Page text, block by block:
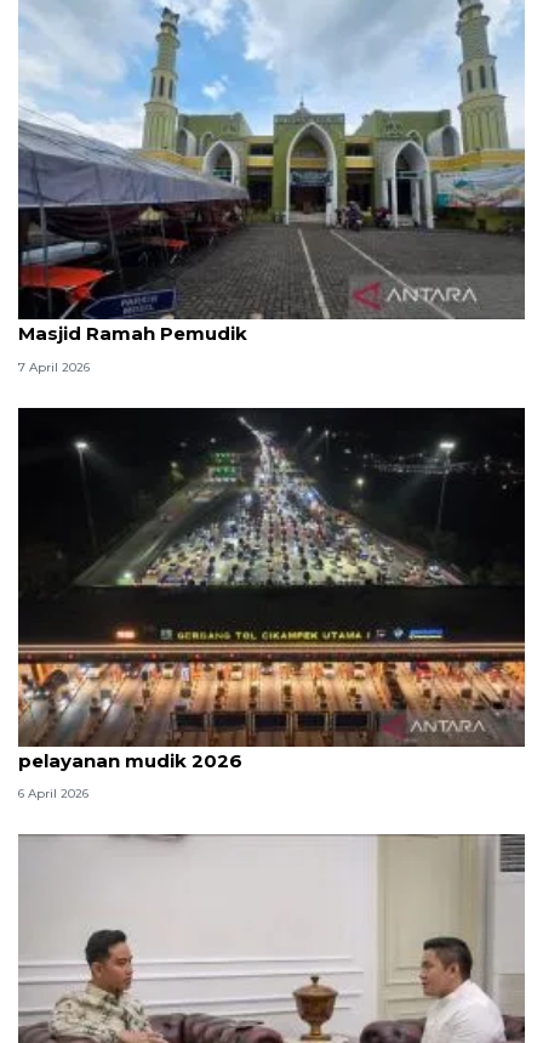
Kemenag: 3,5 juta orang manfaatkan layanan
Masjid Ramah Pemudik
7 April 2026
Survei: 88,8 persen responden puas dengan
pelayanan mudik 2026
6 April 2026